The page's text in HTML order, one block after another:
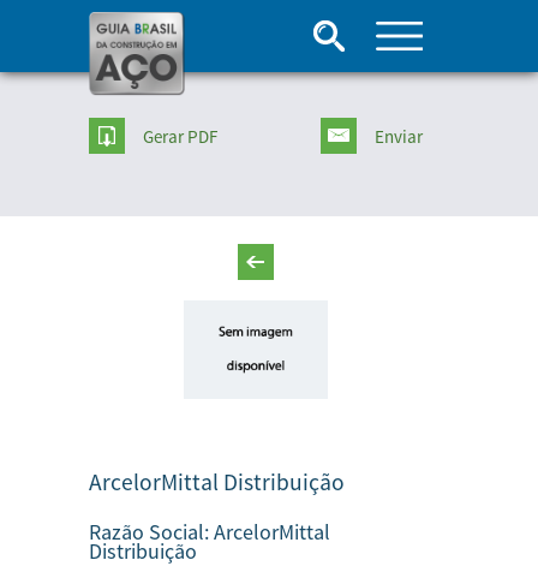
Gerar PDF Enviar
ArcelorMittal Distribuição
Razão Social:ArcelorMittal
Distribuição